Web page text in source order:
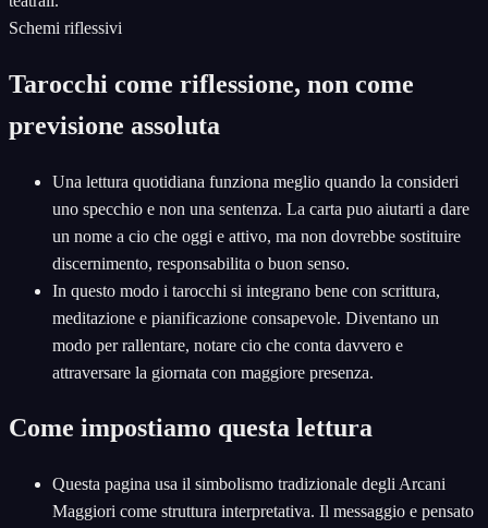
Schemi riflessivi
Tarocchi come riflessione, non come
previsione assoluta
Una lettura quotidiana funziona meglio quando la consideri
uno specchio e non una sentenza. La carta puo aiutarti a dare
un nome a cio che oggi e attivo, ma non dovrebbe sostituire
discernimento, responsabilita o buon senso.
In questo modo i tarocchi si integrano bene con scrittura,
meditazione e pianificazione consapevole. Diventano un
modo per rallentare, notare cio che conta davvero e
attraversare la giornata con maggiore presenza.
Come impostiamo questa lettura
Questa pagina usa il simbolismo tradizionale degli Arcani
Maggiori come struttura interpretativa. Il messaggio e pensato